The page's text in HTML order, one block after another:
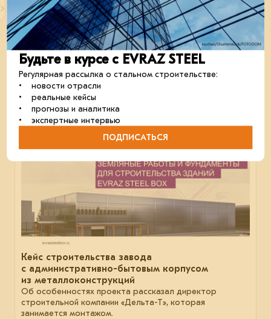
Как делают КПП для режимного объекта
в Москве
EVRAZ STEEL HOUSE показал, как на заводе идёт
изготовление модулей для здания проходной.
строительство проектирование монтаж
19 ноября 2024
Кейс строительства завода
с административно-бытовым корпусом
из металлоконструкций
Об особенностях проекта рассказал директор
строительной компании «Дельта-Т», которая
занимается монтажом.
Будьте в курсе с EVRAZ STEEL
Регулярная рассылка о стальном строительстве:
• новости отрасли
• реальные кейсы
• прогнозы и аналитика
• экспертные интервью
ПОДПИСАТЬСЯ